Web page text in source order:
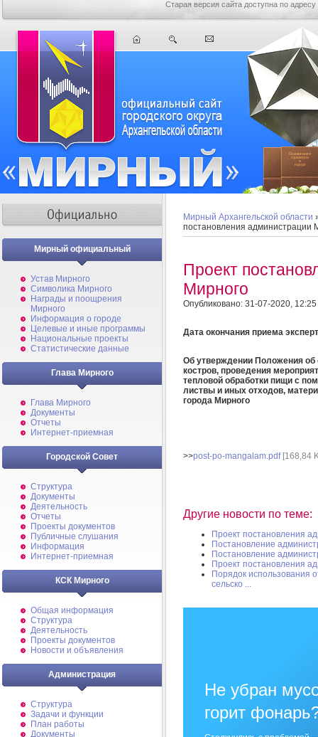
Старая версия сайта доступна по адресу
Мирный официальный
Устав Мирного
Символика Мирного
Награды и поощрения
Мирного
Информация о городе
Целевые и иные программы
Национальные проекты
Статистические данные
Глава Мирного
Глава Мирного
Документы
Отчеты
Интернет-приемная
Городской Совет
Структура
Документы
Деятельность
Отчеты
Проекты документов
Публичные слушания
Информация
Интернет-приемная
КСК Мирного
Общая информация
Структура
Деятельность
Проекты документов
Новости и объявления
Администрация
Структура
Задачи и функции
План работы
Документы
Мирный Архангельской области
постановления администрации
Проект
Мирного
Опубликовано: 31-07-2020, 12:25
Дата окончания приема
Об утверждении Положения об
костров, проведения
тепловой обработки пищи с
листвы и иных отходов,
города Мирного
>>post-po-mangalam.pdf[168,84
Другие новости по теме:
Проект постановления
Постановление
Постановление
Проект постановления
Порядок использования
сельско ...
Не убран
горит